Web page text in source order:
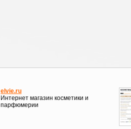
elvie.ru
Интернет магазин косметики и
парфюмерии